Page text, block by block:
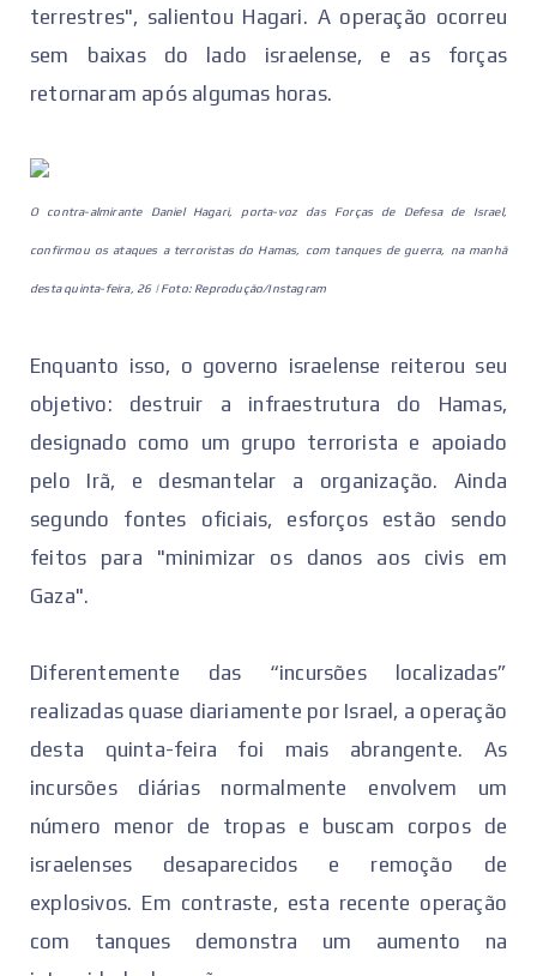
terrestres", salientou Hagari. A operação ocorreu
sem baixas do lado israelense, e as forças
retornaram após algumas horas.
O contra-almirante Daniel Hagari, porta-voz das Forças de Defesa de Israel,
confirmou os ataques a terroristas do Hamas, com tanques de guerra, na manhã
desta quinta-feira, 26 | Foto: Reprodução/Instagram
Enquanto isso, o governo israelense reiterou seu
objetivo: destruir a infraestrutura do Hamas,
designado como um grupo terrorista e apoiado
pelo Irã, e desmantelar a organização. Ainda
segundo fontes oficiais, esforços estão sendo
feitos para "minimizar os danos aos civis em
Gaza".
Diferentemente das “incursões localizadas”
realizadas quase diariamente por Israel, a operação
desta quinta-feira foi mais abrangente. As
incursões diárias normalmente envolvem um
número menor de tropas e buscam corpos de
israelenses desaparecidos e remoção de
explosivos. Em contraste, esta recente operação
com tanques demonstra um aumento na